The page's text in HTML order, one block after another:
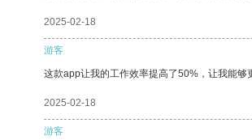
2025-02-18
游客
这款app让我的工作效率提高了50%，让我能够
2025-02-18
游客